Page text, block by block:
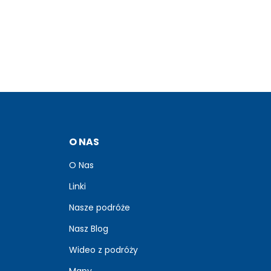
O NAS
O Nas
Linki
Nasze podróże
Nasz Blog
Wideo z podróży